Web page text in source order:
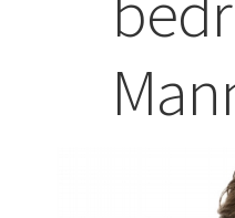
Affenpinscher T-Shirts
Afghanischer Windhund